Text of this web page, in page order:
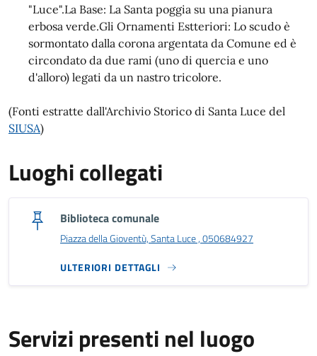
"Luce".La Base: La Santa poggia su una pianura
erbosa verde.Gli Ornamenti Estteriori: Lo scudo è
sormontato dalla corona argentata da Comune ed è
circondato da due rami (uno di quercia e uno
d'alloro) legati da un nastro tricolore.
(Fonti estratte dall'Archivio Storico di Santa Luce del
SIUSA)
Luoghi collegati
Biblioteca comunale
Piazza della Gioventù, Santa Luce , 050684927
ULTERIORI DETTAGLI
Servizi presenti nel luogo